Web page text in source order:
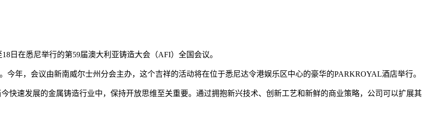
日在悉尼举行的第59届澳大利亚铸造大会（AFI）全国会议。
年，会议由新南威尔士州分会主办，这个吉祥的活动将在位于悉尼达令港娱乐区中心的豪华的PARKROYAL酒店举行。
快速发展的金属铸造行业中，保持开放思维至关重要。通过拥抱新兴技术、创新工艺和新鲜的商业策略，公司可以扩展其